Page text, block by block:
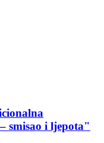
smisao i ljepota"